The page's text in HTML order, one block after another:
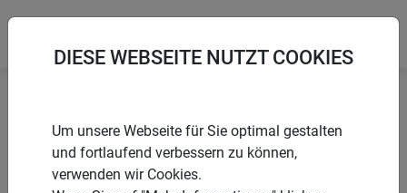
Startseite
Winterschutz aus Naturmaterialien
Jute Winterschutz Vliesmatte
DIESE WEBSEITE NUTZT COOKIES
Um unsere Webseite für Sie optimal gestalten
und fortlaufend verbessern zu können,
verwenden wir Cookies.